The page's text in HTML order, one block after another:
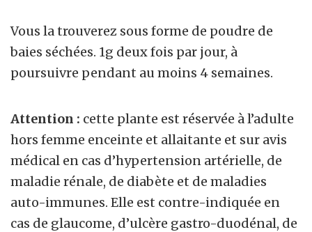
Vous la trouverez sous forme de poudre de
baies séchées. 1g deux fois par jour, à
poursuivre pendant au moins 4 semaines.
Attention : cette plante est réservée à l’adulte
hors femme enceinte et allaitante et sur avis
médical en cas d’hypertension artérielle, de
maladie rénale, de diabète et de maladies
auto-immunes. Elle est contre-indiquée en
cas de glaucome, d’ulcère gastro-duodénal, de